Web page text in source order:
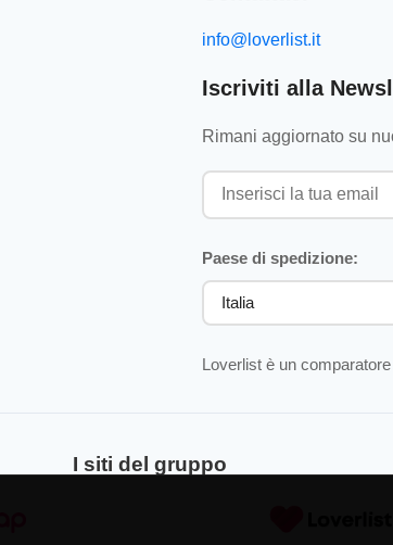
info@loverlist.it
Iscriviti alla
Rimani aggiornato su
Paese di spedizione:
Loverlist è un
I siti del gruppo